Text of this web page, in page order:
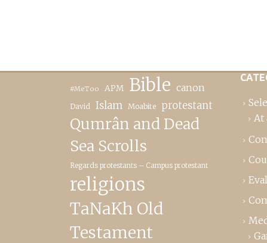
#MeToo APM Bible canon
David Islam Moabite protestant
Qumrân and Dead
Sea Scrolls
Regards protestants – Campus protestant
religions
TaNaKh Old
Testament
At